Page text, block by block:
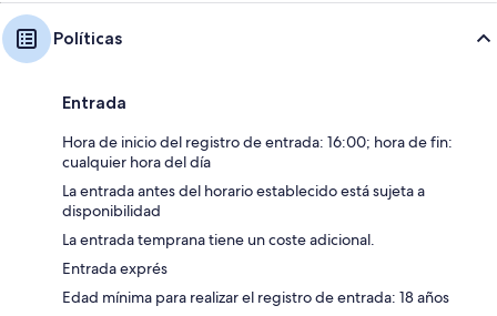
Políticas
Entrada
Hora de inicio del registro de entrada: 16:00; hora de fin:
cualquier hora del día
La entrada antes del horario establecido está sujeta a
disponibilidad
La entrada temprana tiene un coste adicional.
Entrada exprés
Edad mínima para realizar el registro de entrada: 18 años